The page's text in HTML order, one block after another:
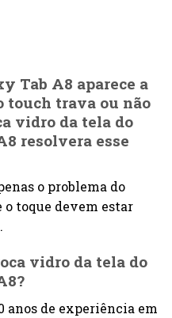
Tab A8 aparece a
touch trava ou não
vidro da tela do
resolvera esse
o problema do
toque devem estar
vidro da tela do
anos de experiência em